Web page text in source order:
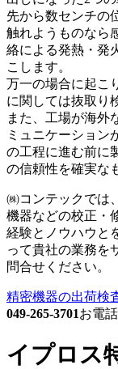
先から数センチの
触れようものなら
絡による発熱・発
こします。
万一の場合に起こ
に関しては抜取り
また、工場が海外
ミュニケーション
の工程に進む前に
の信頼性を確実な
㈱コンテックでは
機器などの校正・
経験とノウハウと
って貴社の業務を
問合せください。
精密機器の出荷検
049-265-3701お電
イプロス